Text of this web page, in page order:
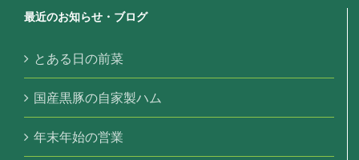
最近のお知らせ・ブログ
とある日の前菜
国産黒豚の自家製ハム
年末年始の営業